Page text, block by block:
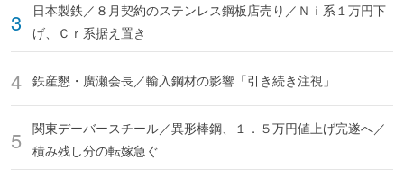
日本製鉄／８月契約のステンレス鋼板店売り／Ｎｉ系１万円下
げ、Ｃｒ系据え置き
鉄産懇・廣瀬会長／輸入鋼材の影響「引き続き注視」
関東デーバースチール／異形棒鋼、１．５万円値上げ完遂へ／
積み残し分の転嫁急ぐ